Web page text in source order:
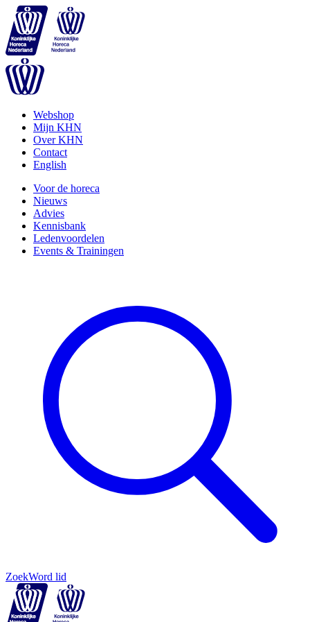
Webshop
Mijn KHN
Over KHN
Contact
English
Voor de horeca
Nieuws
Advies
Kennisbank
Ledenvoordelen
Events & Trainingen
ZoekWord lid